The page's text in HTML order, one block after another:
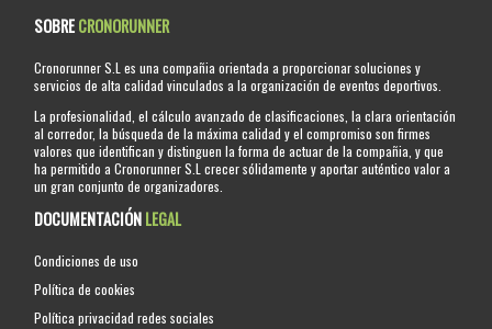
SOBRECRONORUNNER
Cronorunner S.L es una compañia orientada a proporcionar soluciones y
servicios de alta calidad vinculados a la organización de eventos deportivos.
La profesionalidad, el cálculo avanzado de clasificaciones, la clara orientación
al corredor, la búsqueda de la máxima calidad y el compromiso son firmes
valores que identifican y distinguen la forma de actuar de la compañia, y que
ha permitido a Cronorunner S.L crecer sólidamente y aportar auténtico valor a
un gran conjunto de organizadores.
DOCUMENTACIÓNLEGAL
Condiciones de uso
Política de cookies
Política privacidad redes sociales